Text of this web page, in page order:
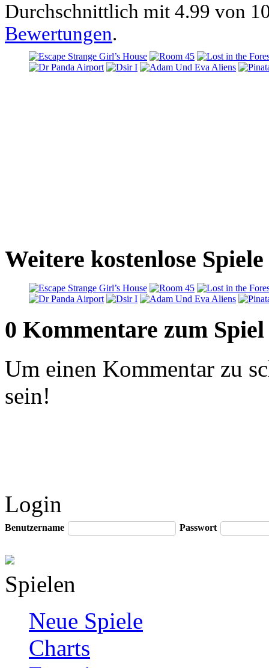
Durchschnittlich mit 4.99 von
Bewertungen.
Weitere kostenlose
0 Kommentare zum Spiel
Um einen Kommentar zu
sein!
Login
Benutzername Passwort
Spielen
Neue Spiele
Charts